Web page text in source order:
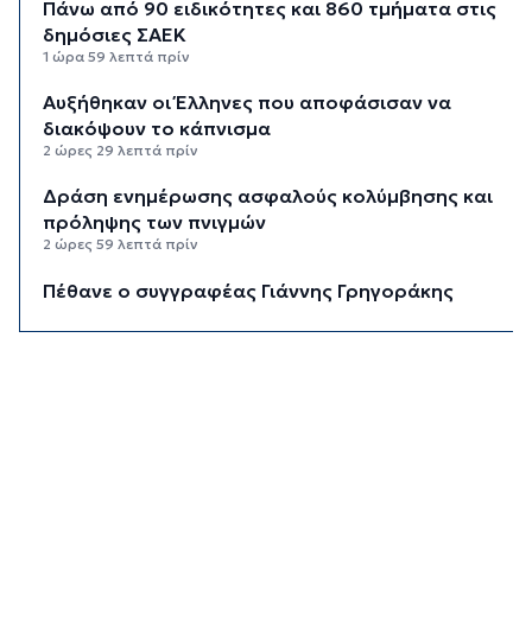
Πάνω από 90 ειδικότητες και 860 τμήματα στις
δημόσιες ΣΑΕΚ
1 ώρα 59 λεπτά πρίν
Αυξήθηκαν οι Έλληνες που αποφάσισαν να
διακόψουν το κάπνισμα
2 ώρες 29 λεπτά πρίν
Δράση ενημέρωσης ασφαλούς κολύμβησης και
πρόληψης των πνιγμών
2 ώρες 59 λεπτά πρίν
Πέθανε ο συγγραφέας Γιάννης Γρηγοράκης